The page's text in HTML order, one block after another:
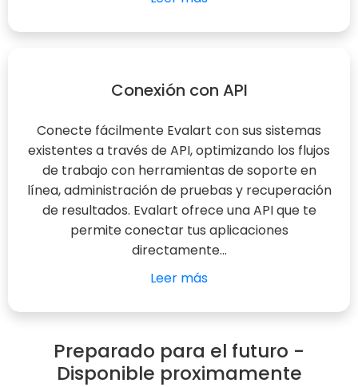
Conexión con API
Conecte fácilmente Evalart con sus sistemas
existentes a través de API, optimizando los flujos
de trabajo con herramientas de soporte en
línea, administración de pruebas y recuperación
de resultados. Evalart ofrece una API que te
permite conectar tus aplicaciones
directamente...
Leer más
Preparado para el futuro -
Disponible proximamente